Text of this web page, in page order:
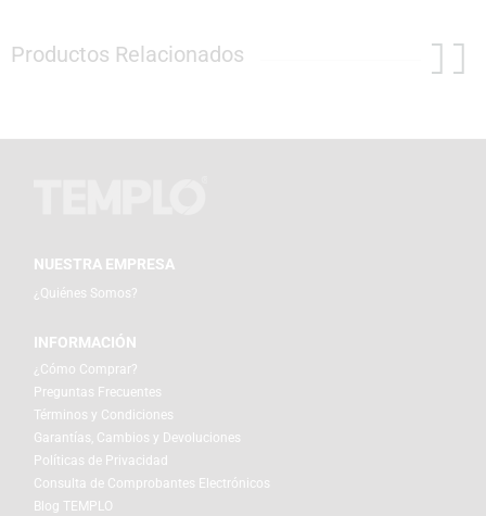
Productos Relacionados
NUESTRA EMPRESA
¿Quiénes Somos?
INFORMACIÓN
¿Cómo Comprar?
Preguntas Frecuentes
Términos y Condiciones
Garantías, Cambios y Devoluciones
Políticas de Privacidad
Consulta de Comprobantes Electrónicos
Blog TEMPLO